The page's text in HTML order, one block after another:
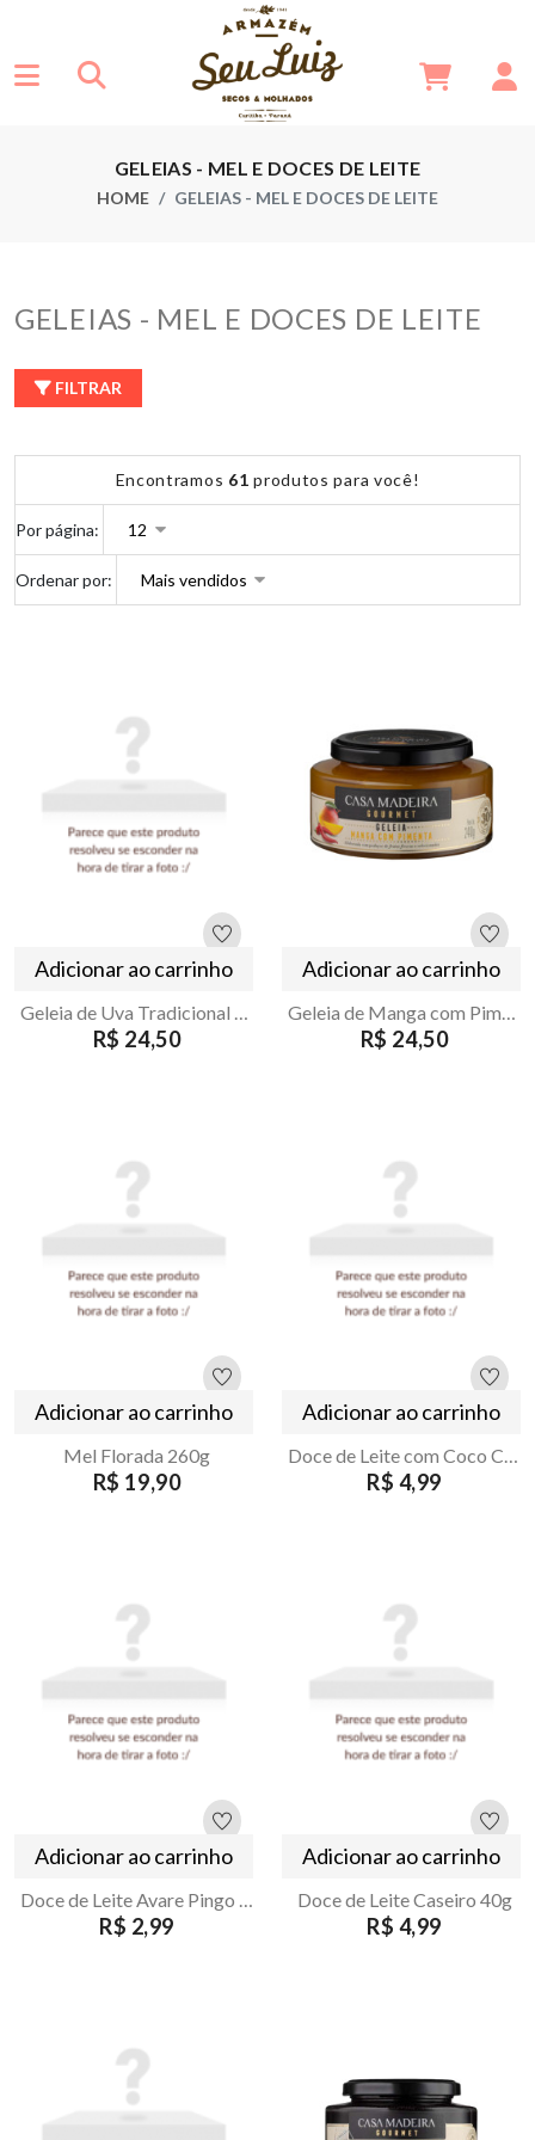
GELEIAS - MEL E DOCES DE LEITE
HOME GELEIAS - MEL E DOCES DE LEITE
GELEIAS - MEL E DOCES DE LEITE
FILTRAR
Encontramos 61 produtos para você!
Por página:
Ordenar por:
Adicionar ao carrinho
R$ 24,50
Adicionar ao carrinho
R$ 24,50
Adicionar ao carrinho
Mel Florada 260g
R$ 19,90
Adicionar ao carrinho
Doce de Leite com Coco Caseiro 40g
R$ 4,99
Adicionar ao carrinho
R$ 2,99
Adicionar ao carrinho
Doce de Leite Caseiro 40g
R$ 4,99